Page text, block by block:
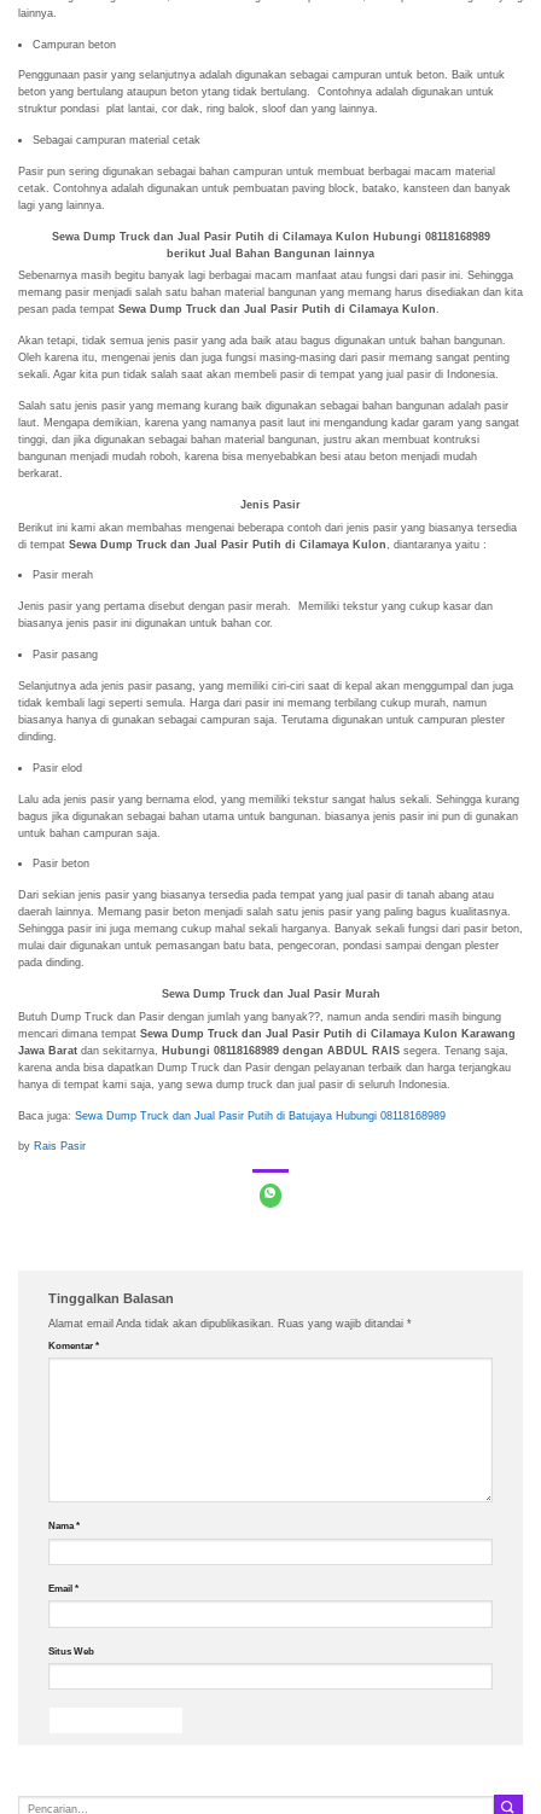
lainnya.
Campuran beton
Penggunaan pasir yang selanjutnya adalah digunakan sebagai campuran untuk beton. Baik untuk
beton yang bertulang ataupun beton ytang tidak bertulang. Contohnya adalah digunakan untuk
struktur pondasi plat lantai, cor dak, ring balok, sloof dan yang lainnya.
Sebagai campuran material cetak
Pasir pun sering digunakan sebagai bahan campuran untuk membuat berbagai macam material
cetak. Contohnya adalah digunakan untuk pembuatan paving block, batako, kansteen dan banyak
lagi yang lainnya.
Sewa Dump Truck dan Jual Pasir Putih di Cilamaya Kulon Hubungi 08118168989
berikut Jual Bahan Bangunan lainnya
Sebenarnya masih begitu banyak lagi berbagai macam manfaat atau fungsi dari pasir ini. Sehingga
memang pasir menjadi salah satu bahan material bangunan yang memang harus disediakan dan kita
pesan pada tempat Sewa Dump Truck dan Jual Pasir Putih di Cilamaya Kulon.
Akan tetapi, tidak semua jenis pasir yang ada baik atau bagus digunakan untuk bahan bangunan.
Oleh karena itu, mengenai jenis dan juga fungsi masing-masing dari pasir memang sangat penting
sekali. Agar kita pun tidak salah saat akan membeli pasir di tempat yang jual pasir di Indonesia.
Salah satu jenis pasir yang memang kurang baik digunakan sebagai bahan bangunan adalah pasir
laut. Mengapa demikian, karena yang namanya pasit laut ini mengandung kadar garam yang sangat
tinggi, dan jika digunakan sebagai bahan material bangunan, justru akan membuat kontruksi
bangunan menjadi mudah roboh, karena bisa menyebabkan besi atau beton menjadi mudah
berkarat.
Jenis Pasir
Berikut ini kami akan membahas mengenai beberapa contoh dari jenis pasir yang biasanya tersedia
di tempat Sewa Dump Truck dan Jual Pasir Putih di Cilamaya Kulon , diantaranya yaitu :
Pasir merah
Jenis pasir yang pertama disebut dengan pasir merah. Memiliki tekstur yang cukup kasar dan
biasanya jenis pasir ini digunakan untuk bahan cor.
Pasir pasang
Selanjutnya ada jenis pasir pasang, yang memiliki ciri-ciri saat di kepal akan menggumpal dan juga
tidak kembali lagi seperti semula. Harga dari pasir ini memang terbilang cukup murah, namun
biasanya hanya di gunakan sebagai campuran saja. Terutama digunakan untuk campuran plester
dinding.
Pasir elod
Lalu ada jenis pasir yang bernama elod, yang memiliki tekstur sangat halus sekali. Sehingga kurang
bagus jika digunakan sebagai bahan utama untuk bangunan. biasanya jenis pasir ini pun di gunakan
untuk bahan campuran saja.
Pasir beton
Dari sekian jenis pasir yang biasanya tersedia pada tempat yang jual pasir di tanah abang atau
daerah lainnya. Memang pasir beton menjadi salah satu jenis pasir yang paling bagus kualitasnya.
Sehingga pasir ini juga memang cukup mahal sekali harganya. Banyak sekali fungsi dari pasir beton,
mulai dair digunakan untuk pemasangan batu bata, pengecoran, pondasi sampai dengan plester
pada dinding.
Sewa Dump Truck dan Jual Pasir Murah
Butuh Dump Truck dan Pasir dengan jumlah yang banyak??, namun anda sendiri masih bingung
mencari dimana tempat Sewa Dump Truck dan Jual Pasir Putih di Cilamaya Kulon Karawang
Jawa Barat dan sekitarnya, Hubungi 08118168989 dengan ABDUL RAIS segera. Tenang saja,
karena anda bisa dapatkan Dump Truck dan Pasir dengan pelayanan terbaik dan harga terjangkau
hanya di tempat kami saja, yang sewa dump truck dan jual pasir di seluruh Indonesia.
Baca juga: Sewa Dump Truck dan Jual Pasir Putih di Batujaya Hubungi 08118168989
by Rais Pasir
Tinggalkan Balasan
Alamat email Anda tidak akan dipublikasikan. Ruas yang wajib ditandai *
Komentar *
Nama*
Email *
Situs Web